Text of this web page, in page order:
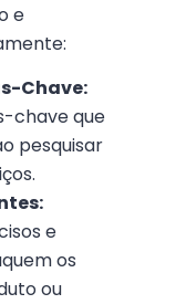
e
Chave:
chave que
pesquisar
e
os
ou